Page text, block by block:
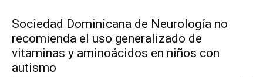
Sociedad Dominicana de Neurología no
recomienda el uso generalizado de
vitaminas y aminoácidos en niños con
autismo